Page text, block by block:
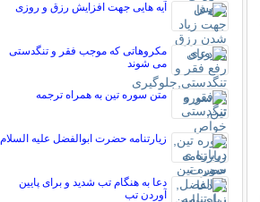
آیه هایی جهت افزایش رزق و روزی
مکروهاتى که موجب فقر و تنگدستى
مى شوند
متن سوره تین به همراه ترجمه
زیارتنامه حضرت ابوالفضل علیه السلام
دعا به هنگام تب شدید و برای پایین
آوردن تب